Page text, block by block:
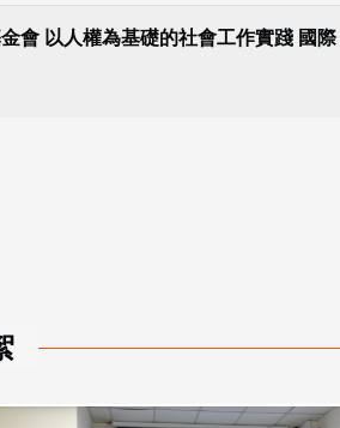
會 以人權為基礎的社會工作實踐 國際